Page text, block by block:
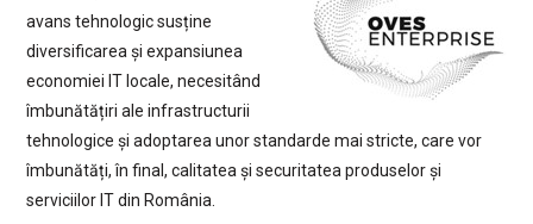
avans tehnologic susține
diversificarea și expansiunea
economiei IT locale, necesitând
îmbunătățiri ale infrastructurii
tehnologice și adoptarea unor standarde mai stricte, care vor
îmbunătăți, în final, calitatea și securitatea produselor și
serviciilor IT din România.